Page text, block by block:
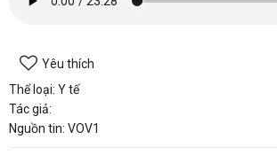
Yêu thích
Thể loại: Y tế
Tác giả:
Nguồn tin: VOV1